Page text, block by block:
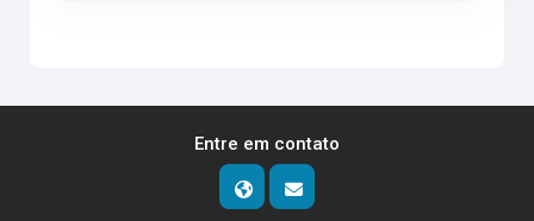
Entre em contato